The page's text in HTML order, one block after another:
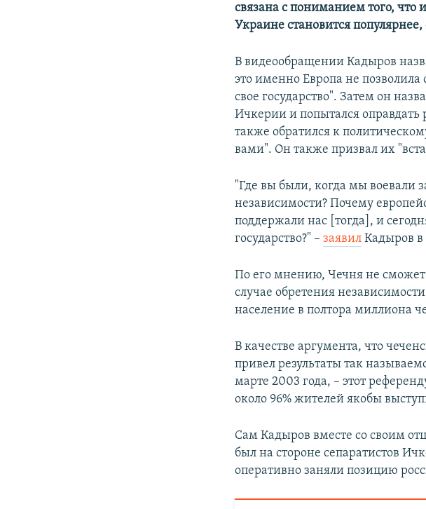
связана с пониманием того,
Украине становится
В видеообращении Кадыров
это именно Европа не
свое государство". Затем он
Ичкерии и попытался
также обратился к
вами". Он также призвал их
"Где вы были, когда мы воевали
независимости? Почему
поддержали нас [тогда], и
государство?" –заявил Кадыров в
По его мнению, Чечня не сможет
случае обретения
население в полтора миллиона
В качестве аргумента, что
привел результаты так
марте 2003 года, – этот
около 96% жителей якобы
Сам Кадыров вместе со своим
был на стороне сепаратистов
оперативно заняли позицию